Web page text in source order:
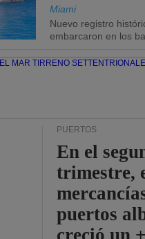
Miami
Nuevo registro
embarcaron en los
PUERTOS
En el
trimestre,
puertos
creció un